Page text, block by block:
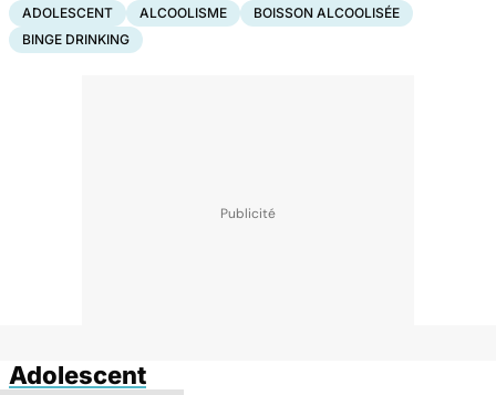
ADOLESCENT ALCOOLISME
BOISSON ALCOOLISÉE
BINGE DRINKING
Adolescent